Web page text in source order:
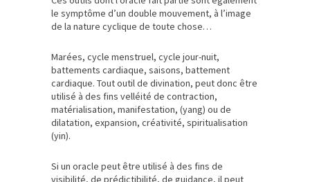
le symptôme d’un double mouvement, à l’image
de la nature cyclique de toute chose…
Marées, cycle menstruel, cycle jour-nuit,
battements cardiaque, saisons, battement
cardiaque. Tout outil de divination, peut donc être
utilisé à des fins velléité de contraction,
matérialisation, manifestation, (yang) ou de
dilatation, expansion, créativité, spiritualisation
(yin).
Si un oracle peut être utilisé à des fins de
visibilité, de prédictibilité, de guidance, il peut